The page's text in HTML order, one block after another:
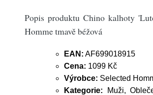
Popis produktu Chino kalhoty
Homme tmavě béžová
EAN: AF699018915
Cena: 1099 Kč
Výrobce: Selected
Kategorie: Muži,